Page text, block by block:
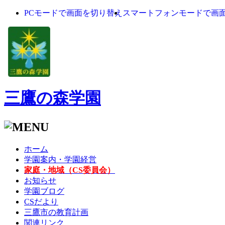
PCモードで画面を切り替え スマートフォンモードで画
三鷹の森学園
ホーム
学園案内・学園経営
家庭・地域（CS委員会）
お知らせ
学園ブログ
CSだより
三鷹市の教育計画
関連リンク